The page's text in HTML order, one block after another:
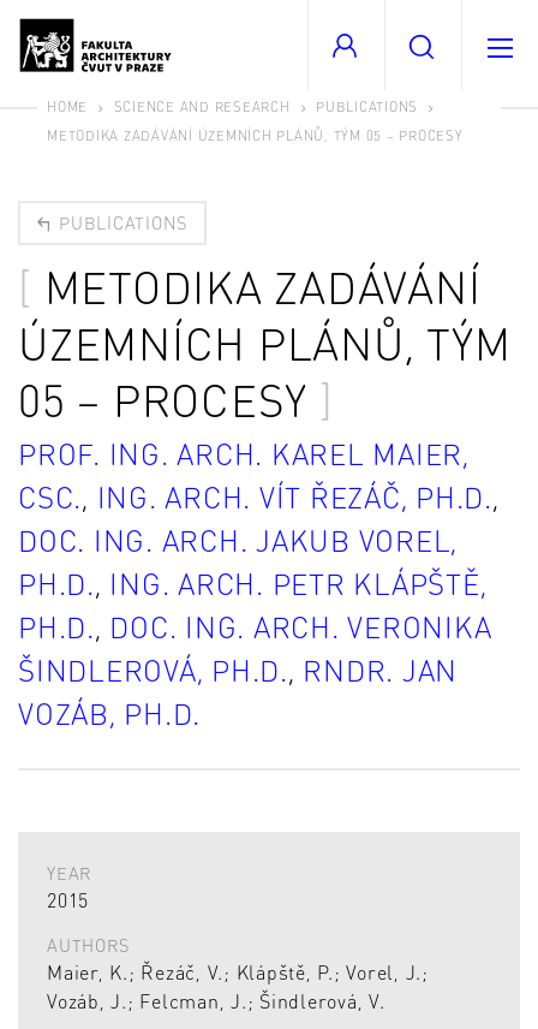
HOME SCIENCE AND RESEARCH
PUBLICATIONS
METODIKA ZADÁVÁNÍ ÚZEMNÍCH PLÁNŮ, TÝM 05 – PROCESY
PUBLICATIONS
METODIKA ZADÁVÁNÍ
ÚZEMNÍCH PLÁNŮ, TÝM
05 – PROCESY
PROF. ING. ARCH. KAREL MAIER,
CSC., ING. ARCH. VÍT ŘEZÁČ, PH.D.,
DOC. ING. ARCH. JAKUB VOREL,
PH.D., ING. ARCH. PETR KLÁPŠTĚ,
PH.D., DOC. ING. ARCH. VERONIKA
ŠINDLEROVÁ, PH.D., RNDR. JAN
VOZÁB, PH.D.
YEAR
2015
AUTHORS
Maier, K.; Řezáč, V.; Klápště, P.; Vorel, J.;
Vozáb, J.; Felcman, J.; Šindlerová, V.